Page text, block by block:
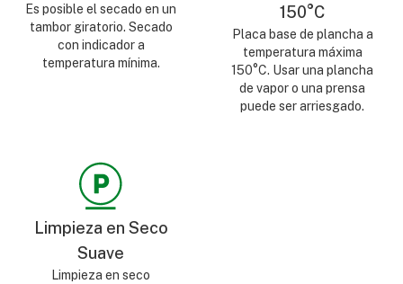
Es posible el secado en un
tambor giratorio. Secado
con indicador a
temperatura mínima.
150°C
Placa base de plancha a
temperatura máxima
150°C. Usar una plancha
de vapor o una prensa
puede ser arriesgado.
Limpieza en Seco
Suave
Limpieza en seco